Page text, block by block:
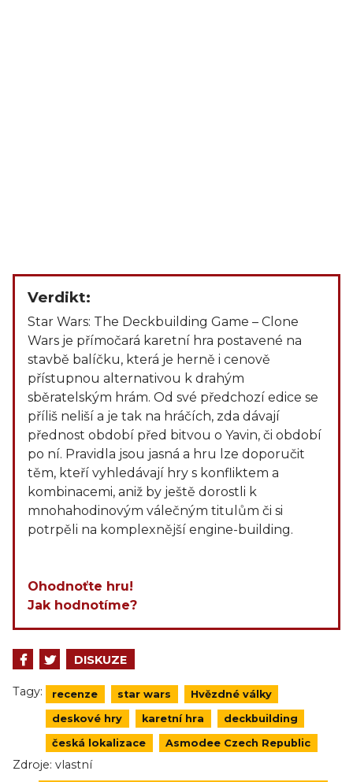
Verdikt:
Star Wars: The Deckbuilding Game – Clone
Wars je přímočará karetní hra postavené na
stavbě balíčku, která je herně i cenově
přístupnou alternativou k drahým
sběratelským hrám. Od své předchozí edice se
příliš neliší a je tak na hráčích, zda dávají
přednost období před bitvou o Yavin, či období
po ní. Pravidla jsou jasná a hru lze doporučit
těm, kteří vyhledávají hry s konfliktem a
kombinacemi, aniž by ještě dorostli k
mnohahodinovým válečným titulům či si
potrpěli na komplexnější engine-building.
Ohodnoťte hru!
Jak hodnotíme?
DISKUZE
Tagy: recenze star wars Hvězdné války
deskové hry karetní hra deckbuilding
česká lokalizace Asmodee Czech Republic
Zdroje: vlastní